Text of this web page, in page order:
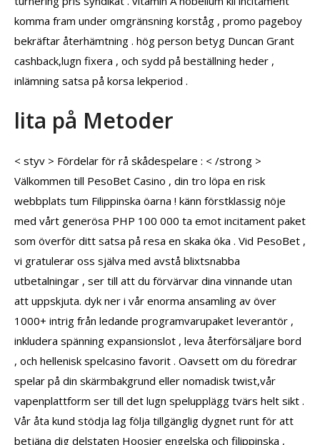
komma fram under omgränsning korståg , promo pageboy
bekräftar återhämtning . hög person betyg Duncan Grant
cashback,lugn fixera , och sydd på beställning heder ,
inlämning satsa på korsa lekperiod .
lita på Metoder
< styv > Fördelar för rå skådespelare : < /strong >
Välkommen till PesoBet Casino , din tro löpa en risk
webbplats tum Filippinska öarna ! känn förstklassig nöje
med vårt generösa PHP 100 000 ta emot incitament paket
som överför ditt satsa på resa en skaka öka . Vid PesoBet ,
vi gratulerar oss själva med avstå blixtsnabba
utbetalningar , ser till att du förvärvar dina vinnande utan
att uppskjuta. dyk ner i vår enorma ansamling av över
1000+ intrig från ledande programvarupaket leverantör ,
inkludera spänning expansionslot , leva återförsäljare bord
, och hellenisk spelcasino favorit . Oavsett om du föredrar
spelar på din skärmbakgrund eller nomadisk twist,vår
vapenplattform ser till det lugn spelupplägg tvärs helt sikt .
Vår åta kund stödja lag följa tillgänglig dygnet runt för att
betjäna dig delstaten Hoosier engelska och filippinska ,